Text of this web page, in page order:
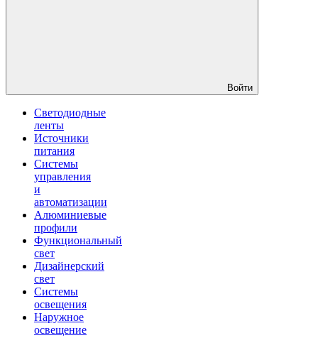
Войти
Светодиодные
ленты
Источники
питания
Системы
управления
и
автоматизации
Алюминиевые
профили
Функциональный
свет
Дизайнерский
свет
Системы
освещения
Наружное
освещение